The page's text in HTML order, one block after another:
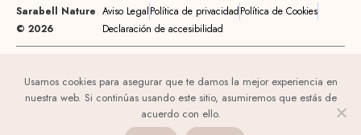
Sarabell Nature
© 2026
Aviso LegalPolítica de privacidadPolítica de Cookies
Declaración de accesibilidad
Usamos cookies para asegurar que te damos la mejor experiencia en
nuestra web. Si continúas usando este sitio, asumiremos que estás de
acuerdo con ello.